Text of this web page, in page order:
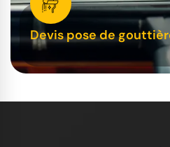
Devis pose de